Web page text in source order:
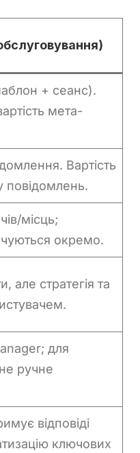
+ сеанс).
мета-
Вартість
повідомлень.
місць;
окремо.
але стратегія та
для
ручне
відповіді
ключових